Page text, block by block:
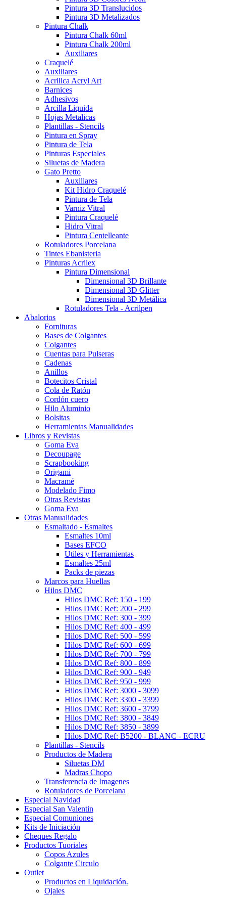
Pintura 3D Translucidos
Pintura 3D Metalizados
Pintura Chalk
Pintura Chalk 60ml
Pintura Chalk 200ml
Auxiliares
Craquelé
Auxiliares
Acrilica Acryl Art
Barnices
Adhesivos
Arcilla Liquida
Hojas Metalicas
Plantillas - Stencils
Pintura en Spray
Pintura de Tela
Pinturas Especiales
Siluetas de Madera
Gato Pretto
Auxiliares
Kit Hidro Craquelé
Pintura de Tela
Varniz Vitral
Pintura Craquelé
Hidro Vitral
Pintura Centelleante
Rotuladores Porcelana
Tintes Ebanisteria
Pinturas Acrilex
Pintura Dimensional
Dimensional 3D Brillante
Dimensional 3D Glitter
Dimensional 3D Metálica
Rotuladores Tela - Acrilpen
Abalorios
Fornituras
Bases de Colgantes
Colgantes
Cuentas para Pulseras
Cadenas
Anillos
Botecitos Cristal
Cola de Ratón
Cordón cuero
Hilo Aluminio
Bolsitas
Herramientas Manualidades
Libros y Revistas
Goma Eva
Decoupage
Scrapbooking
Origami
Macramé
Modelado Fimo
Otras Revistas
Goma Eva
Otras Manualidades
Esmaltado - Esmaltes
Esmaltes 10ml
Bases EFCO
Utiles y Herramientas
Esmaltes 25ml
Packs de piezas
Marcos para Huellas
Hilos DMC
Hilos DMC Ref: 150 - 199
Hilos DMC Ref: 200 - 299
Hilos DMC Ref: 300 - 399
Hilos DMC Ref: 400 - 499
Hilos DMC Ref: 500 - 599
Hilos DMC Ref: 600 - 699
Hilos DMC Ref: 700 - 799
Hilos DMC Ref: 800 - 899
Hilos DMC Ref: 900 - 949
Hilos DMC Ref: 950 - 999
Hilos DMC Ref: 3000 - 3099
Hilos DMC Ref: 3300 - 3399
Hilos DMC Ref: 3600 - 3799
Hilos DMC Ref: 3800 - 3849
Hilos DMC Ref: 3850 - 3899
Hilos DMC Ref: B5200 - BLANC - ECRU
Plantillas - Stencils
Productos de Madera
Siluetas DM
Madras Chopo
Transferencia de Imagenes
Rotuladores de Porcelana
Especial Navidad
Especial San Valentin
Especial Comuniones
Kits de Iniciación
Cheques Regalo
Productos Tuoriales
Copos Azules
Colgante Circulo
Outlet
Productos en Liquidación.
Ojales